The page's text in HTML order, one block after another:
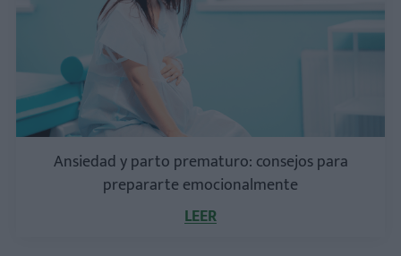
Ansiedad y parto prematuro: consejos para
prepararte emocionalmente
LEER